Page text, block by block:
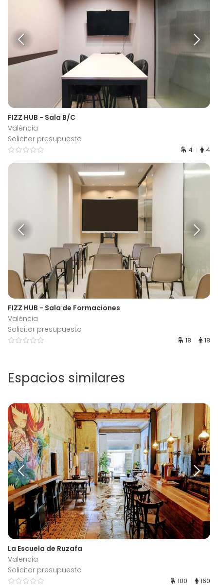
FIZZ HUB - Sala B/C
València
Solicitar presupuesto
4 4
FIZZ HUB - Sala de Formaciones
València
Solicitar presupuesto
18 18
Espacios similares
La Escuela de Ruzafa
Valencia
Solicitar presupuesto
100 160